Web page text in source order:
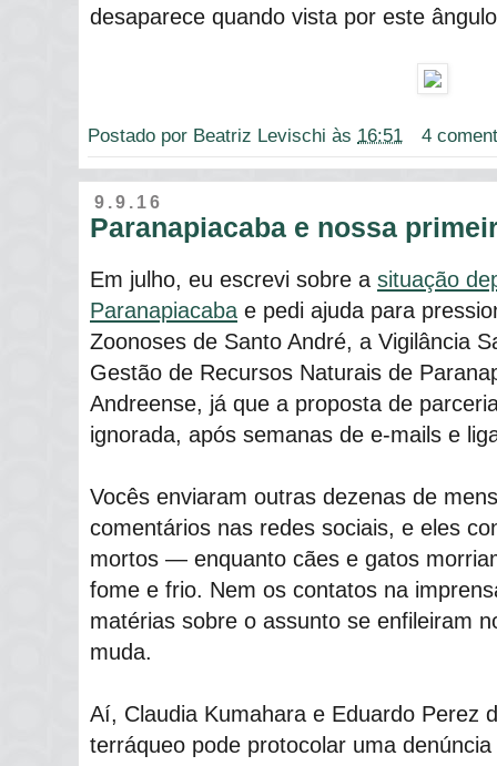
desaparece quando vista por este
Postado por Beatriz Levischi às 16:51 4
9.9.16
Paranapiacaba e nossa
Em julho, eu escrevi sobre a situação
Paranapiacaba e pedi ajuda para
Zoonoses de Santo André, a Vigilância
Gestão de Recursos Naturais de
Andreense, já que a proposta de
ignorada, após semanas de e-mails e
Vocês enviaram outras dezenas de
comentários nas redes sociais, e eles
mortos ― enquanto cães e gatos
fome e frio. Nem os contatos na
matérias sobre o assunto se enfileiram
muda.
Aí, Claudia Kumahara e Eduardo Perez
terráqueo pode protocolar uma